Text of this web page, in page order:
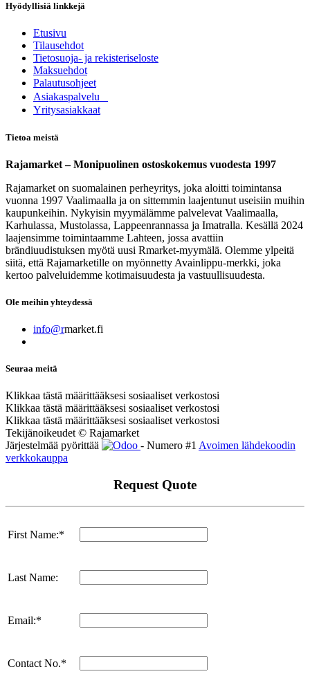
Hyödyllisiä linkkejä
Etusivu
Tilausehdot
Tietosuoja- ja rekisteriseloste
Maksuehdot
Palautusohjeet
Asia​k​aspalvelu
​Yritysasiakkaat
Tietoa meistä
Rajamarket – Monipuolinen ostoskokemus vuodesta 1997
Rajamarket on suomalainen perheyritys, joka aloitti toimintansa
vuonna 1997 Vaalimaalla ja on sittemmin laajentunut useisiin muihin
kaupunkeihin. Nykyisin myymälämme palvelevat Vaalimaalla,
Karhulassa, Mustolassa, Lappeenrannassa ja Imatralla. Kesällä 2024
laajensimme toimintaamme Lahteen, jossa avattiin
brändiuudistuksen myötä uusi Rmarket-myymälä. Olemme ylpeitä
siitä, että Rajamarketille on myönnetty Avainlippu-merkki, joka
kertoo palveluidemme kotimaisuudesta ja vastuullisuudesta.
Ole meihin yhteydessä
info@rmarket.fi
Seuraa meitä
Klikkaa tästä määrittääksesi sosiaaliset verkostosi
Klikkaa tästä määrittääksesi sosiaaliset verkostosi
Klikkaa tästä määrittääksesi sosiaaliset verkostosi
Tekijänoikeudet © Rajamarket
Järjestelmää pyörittää
- Numero #1 Avoimen lähdekoodin
verkkokauppa
Request Quote
First Name:*
Last Name:
Email:*
Contact No.*